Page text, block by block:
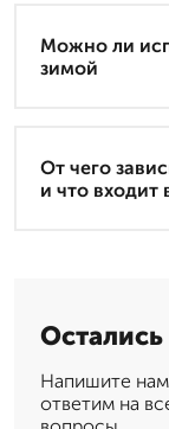
Можно ли
зимой
От чего
и что входит
Напишите
ответим на